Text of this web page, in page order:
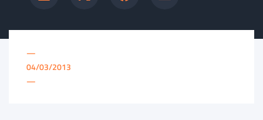
—
04/03/2013
—